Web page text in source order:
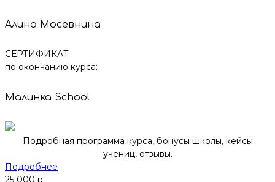
Алина Мосевнина
СЕРТИФИКАТ
по окончанию курса:
Малинка School
Подробная программа курса, бонусы школы, кейсы
учениц, отзывы.
Подробнее
25 000 р